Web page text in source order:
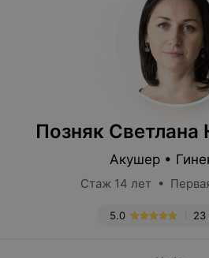
Позняк Светлана
Акушер •
Стаж 14 лет •
23
5.0